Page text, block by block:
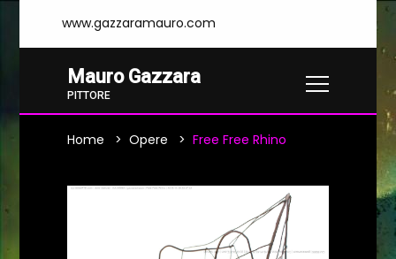
www.gazzaramauro.com
Mauro Gazzara
PITTORE
Home Opere Free Free Rhino